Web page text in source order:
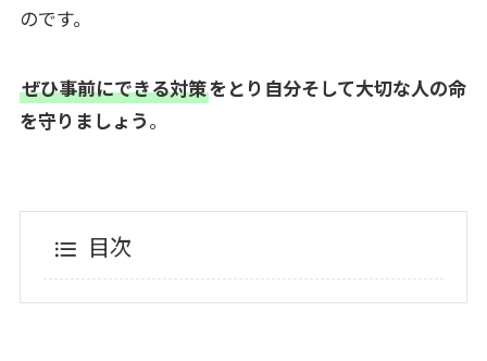
のです。
ぜひ事前にできる対策をとり自分そして大切な人の命
を守りましょう。
目次